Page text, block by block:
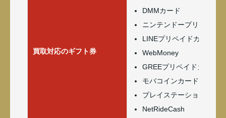
買取対応のギフト券
DMMカード
ニンテンドープリペイド
LINEプリペイドカード
WebMoney
GREEプリペイドカード
モバコインカード
プレイステーションネッ
NetRideCash